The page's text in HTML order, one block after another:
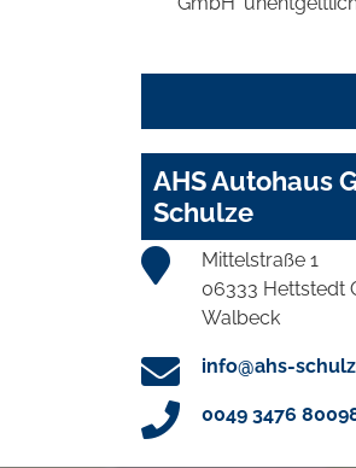
AHS Autohaus
Schulze
Mittelstraße 1
06333 Hettstedt
Walbeck
info@ahs-
0049 3476